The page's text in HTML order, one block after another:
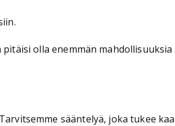
olla enemmän
sääntelyä, joka tukee